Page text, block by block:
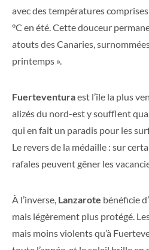
avec des températures
°C en été. Cette douceur
atouts des Canaries,
printemps ».
Fuerteventuraest l’île la plus
alizés du nord-est y soufflent
qui en fait un paradis pour les
Le revers de la médaille : sur
rafales peuvent gêner les
À l’inverse, Lanzarote bénéficie
mais légèrement plus protégé.
mais moins violents qu’à